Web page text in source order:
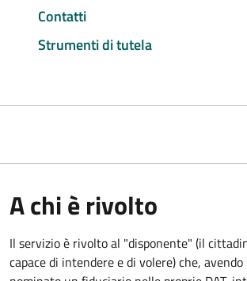
Contatti
Strumenti di tutela
A chi è rivolto
Il servizio è rivolto al "disponente" (il
capace di intendere e di volere) che,